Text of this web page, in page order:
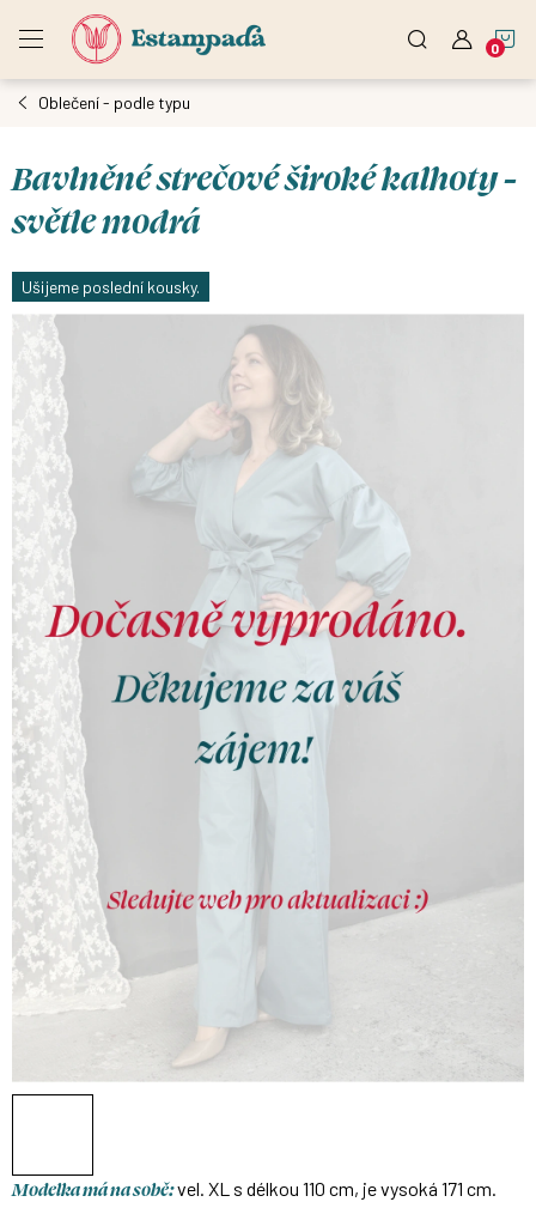
Oblečení - podle typu
Bavlněné strečové široké kalhoty -
světle modrá
Ušijeme poslední kousky.
Modelka má na sobě:vel. XL s délkou 110 cm, je vysoká 171 cm.